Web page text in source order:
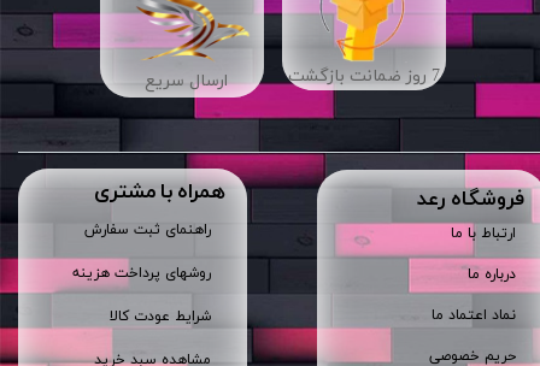
ارسال سریع
​فروشگاه رعد
ارتباط با ما
درباره ما
نماد اعتماد ما
حریم خصوصی
همراه با مشتری
راهنمای ثبت سفارش
روشهای پرداخت هزینه
شرایط عودت کالا
مشاهده سبد خرید
7 روز ضمانت بازگشت